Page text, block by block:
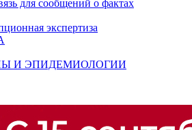
для сообщений о фактах
экспертиза
И ЭПИДЕМИОЛОГИИ